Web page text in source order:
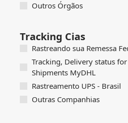
Outros Órgãos
Tracking Cias
Rastreando sua Remessa
Tracking, Delivery status
Shipments MyDHL
Rastreamento UPS - Brasil
Outras Companhias